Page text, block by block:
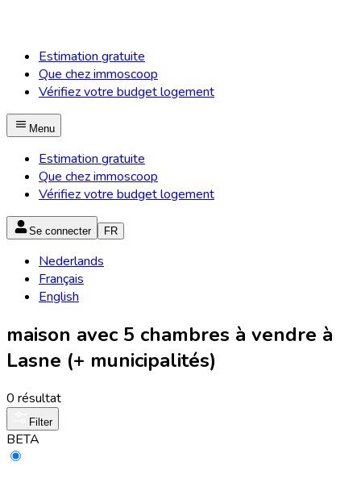
Estimation gratuite
Que chez immoscoop
Vérifiez votre budget logement
Menu
Estimation gratuite
Que chez immoscoop
Vérifiez votre budget logement
Se connecter FR
Nederlands
Français
English
maison avec 5 chambres à vendre à
Lasne (+ municipalités)
0 résultat
Filter
BETA